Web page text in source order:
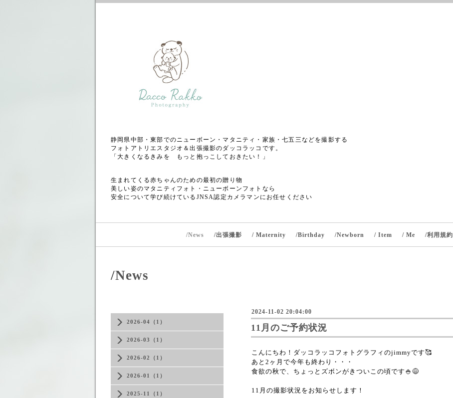
静岡県中部・東部でのニューボーン・マタニティ・家族・七五三などを撮影する
フォトアトリエスタジオ＆出張撮影のダッコラッコです。
「大きくなるきみを もっと抱っこしておきたい！」
生まれてくる赤ちゃんのための最初の贈り物
美しい姿のマタニティフォト・ニューボーンフォトなら
安全について学び続けているJNSA認定カメラマンにお任せください
/News /出張撮影 / Maternity /Birthday /Newborn / Item / Me /利用規約
2026-04（1）
2026-03（1）
2026-02（1）
2026-01（1）
2025-11（1）
/News
2024-11-02 20:04:00
11月のご予約状況
こんにちわ！ダッコラッコフォトグラフィのjimmyです🥰
あと2ヶ月で今年も終わり・・・
食欲の秋で、ちょっとズボンがきついこの頃です🍚😅
11月の撮影状況をお知らせします！